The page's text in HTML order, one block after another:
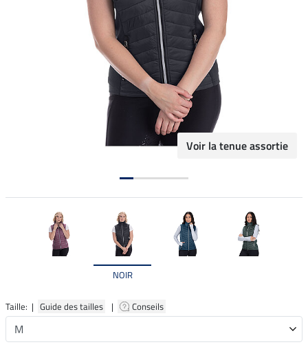
Voir la tenue assortie
NOIR
Taille: | Guide des tailles | Conseils